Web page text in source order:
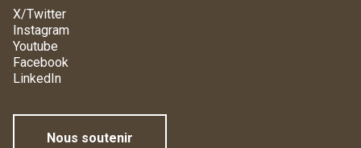
X/Twitter
Instagram
Youtube
Facebook
LinkedIn
Nous soutenir